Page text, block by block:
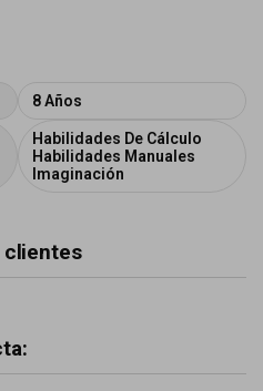
8 Años
Habilidades De Cálculo
Habilidades Manuales
Imaginación
clientes